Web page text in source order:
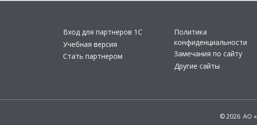
Вход для партнеров 1С
Учебная версия
Стать партнером
Политика
конфиденциальности
Замечания по сайту
Другие сайты
© 2026 АО